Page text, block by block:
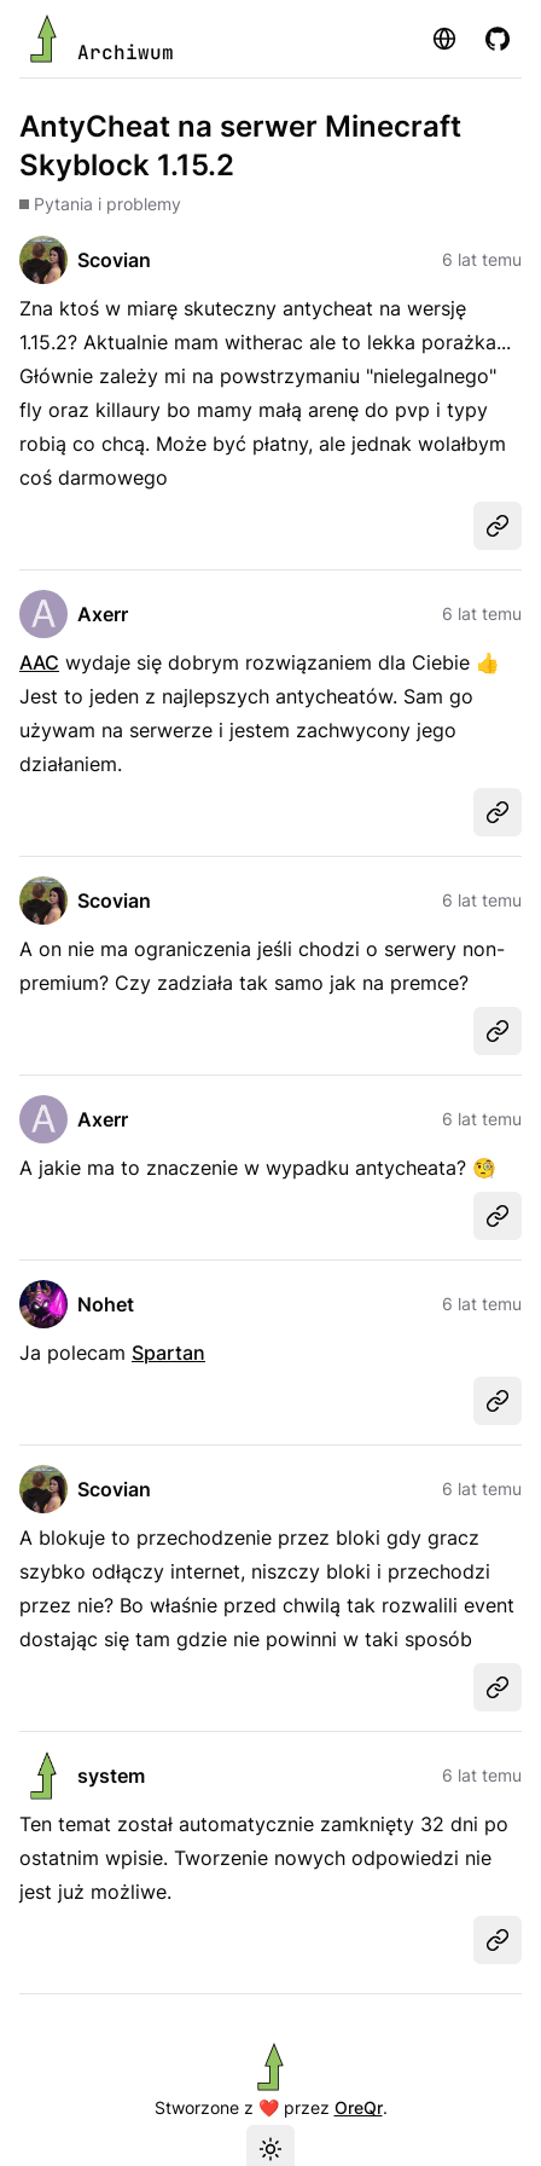
Archiwum Strona
AntyCheat na serwer Minecraft
Skyblock 1.15.2
Pytania i problemy
Scovian 6 lat temu
Zna ktoś w miarę skuteczny antycheat na wersję
1.15.2? Aktualnie mam witherac ale to lekka porażka...
Głównie zależy mi na powstrzymaniu "nielegalnego"
fly oraz killaury bo mamy małą arenę do pvp i typy
robią co chcą. Może być płatny, ale jednak wolałbym
coś darmowego
Axerr 6 lat temu
AAC wydaje się dobrym rozwiązaniem dla Ciebie 👍
Jest to jeden z najlepszych antycheatów. Sam go
używam na serwerze i jestem zachwycony jego
działaniem.
Scovian 6 lat temu
A on nie ma ograniczenia jeśli chodzi o serwery non-
premium? Czy zadziała tak samo jak na premce?
Axerr 6 lat temu
A jakie ma to znaczenie w wypadku antycheata? 🧐
Nohet 6 lat temu
Ja polecam Spartan
Scovian 6 lat temu
A blokuje to przechodzenie przez bloki gdy gracz
szybko odłączy internet, niszczy bloki i przechodzi
przez nie? Bo właśnie przed chwilą tak rozwalili event
dostając się tam gdzie nie powinni w taki sposób
system 6 lat temu
Ten temat został automatycznie zamknięty 32 dni po
ostatnim wpisie. Tworzenie nowych odpowiedzi nie
jest już możliwe.
Stworzone z ❤️ przez OreQr.
Przełącz motyw